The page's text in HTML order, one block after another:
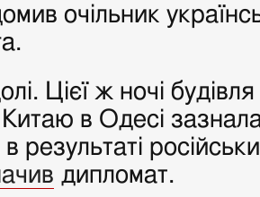
очільник
Цієї ж ночі
в Одесі
результаті
дипломат.